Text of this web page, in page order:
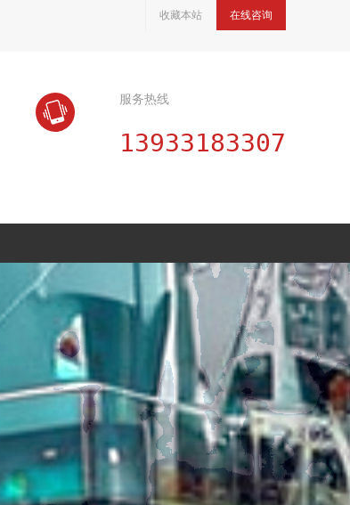
收藏本站 在线咨询
服务热线
13933183307